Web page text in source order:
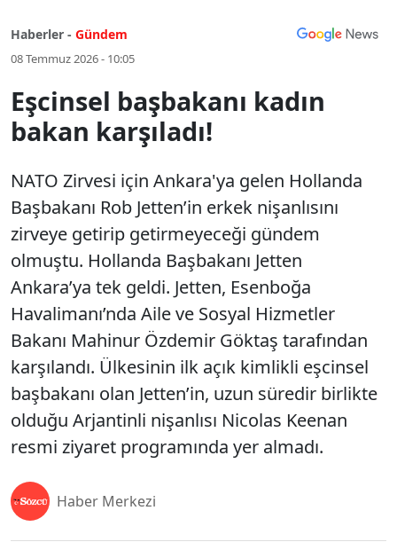
Haberler - Gündem
08 Temmuz 2026 - 10:05
Eşcinsel başbakanı kadın
bakan karşıladı!
NATO Zirvesi için Ankara'ya gelen Hollanda
Başbakanı Rob Jetten’in erkek nişanlısını
zirveye getirip getirmeyeceği gündem
olmuştu. Hollanda Başbakanı Jetten
Ankara’ya tek geldi. Jetten, Esenboğa
Havalimanı’nda Aile ve Sosyal Hizmetler
Bakanı Mahinur Özdemir Göktaş tarafından
karşılandı. Ülkesinin ilk açık kimlikli eşcinsel
başbakanı olan Jetten’in, uzun süredir birlikte
olduğu Arjantinli nişanlısı Nicolas Keenan
resmi ziyaret programında yer almadı.
Haber Merkezi